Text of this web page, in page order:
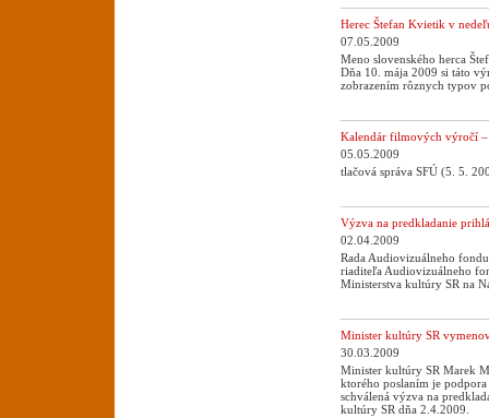
Herec Štefan Kvietik v
07.05.2009
Meno slovenského herca
Dňa 10. mája 2009 si táto
zobrazením rôznych typov
Kalendár filmových výročí
05.05.2009
tlačová správa SFÚ (5. 5.
Výzva na predkladanie
02.04.2009
Rada Audiovizuálneho
riaditeľa Audiovizuálneho
Ministerstva kultúry SR na
Minister kultúry SR
30.03.2009
Minister kultúry SR Marek
ktorého poslaním je
schválená výzva na
kultúry SR dňa 2.4.2009.